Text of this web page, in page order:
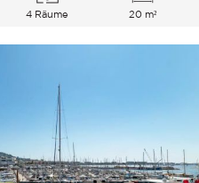
4 Räume 20 m²